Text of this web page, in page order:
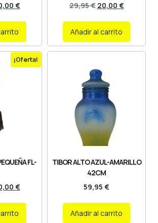
€
29,95€ 20,00 €
Añadir al carrito
¡Oferta!
FL-
€
TIBOR ALTO AZUL-AMARILLO
42CM
59,95 €
Añadir al carrito